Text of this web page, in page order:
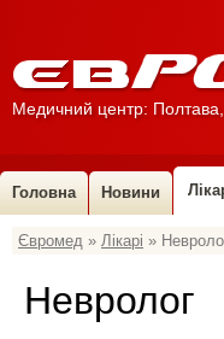
Медичний центр:
Головна Новини
УЗ-
Євромед » Лікарі »
Невролог